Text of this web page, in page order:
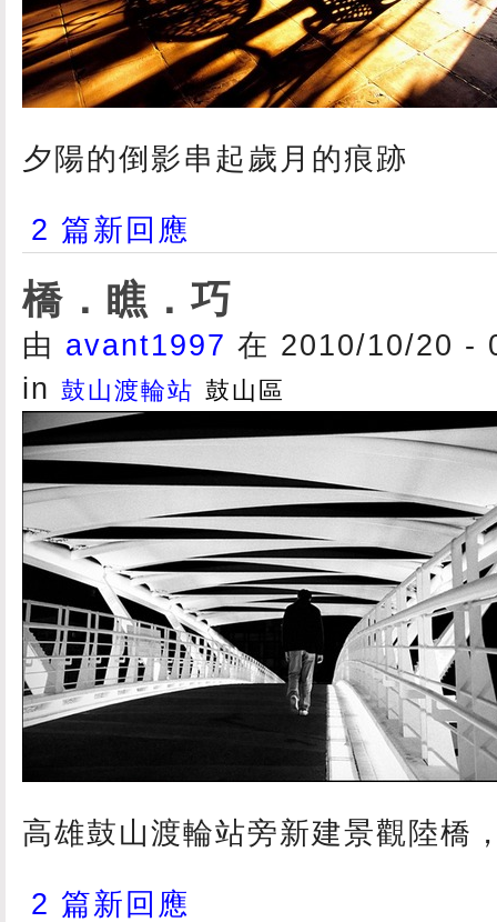
夕陽的倒影串起歲月的痕跡
2 篇新回應
橋．瞧．巧
由 avant1997 在 2010/10/20 -
in 鼓山渡輪站 鼓山區
高雄鼓山渡輪站旁新建景觀陸橋
2 篇新回應